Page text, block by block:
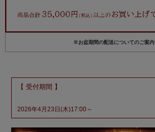
※お盆期間の配送についてのご案内
【 受付期間 】
2026年4月23日(木)17:00～